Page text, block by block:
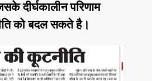
दीर्घकालीन परिणाम
को बदल सकते है।